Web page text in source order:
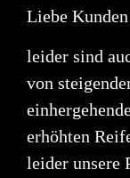
Liebe
leider sind
von
erhöhten
leider unsere